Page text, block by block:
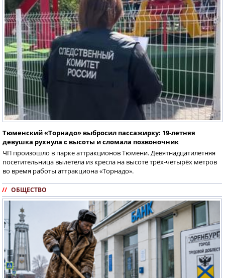
Тюменский «Торнадо» выбросил пассажирку: 19-летняя
девушка рухнула с высоты и сломала позвоночник
ЧП произошло в парке аттракционов Тюмени. Девятнадцатилетняя
посетительница вылетела из кресла на высоте трёх-четырёх метров
во время работы аттракциона «Торнадо».
// ОБЩЕСТВО